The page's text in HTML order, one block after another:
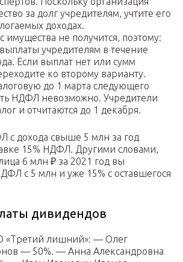
за долг учредителям, учтите его
доходах.
не получится, поэтому:
учредителям в течение
Если выплат нет или сумм
ко второму варианту.
до 1 марта следующего
НДФЛ невозможно. Учредители
и отчитаются до 1 декабря.
с дохода свыше 5 млн за год
15% НДФЛ. Другими словами,
6 млн ₽ за 2021 год вы
с 5 млн и уже 15% с оставшегося
дивидендов
«Третий лишний»: — Олег
— 50%. — Анна Александровна